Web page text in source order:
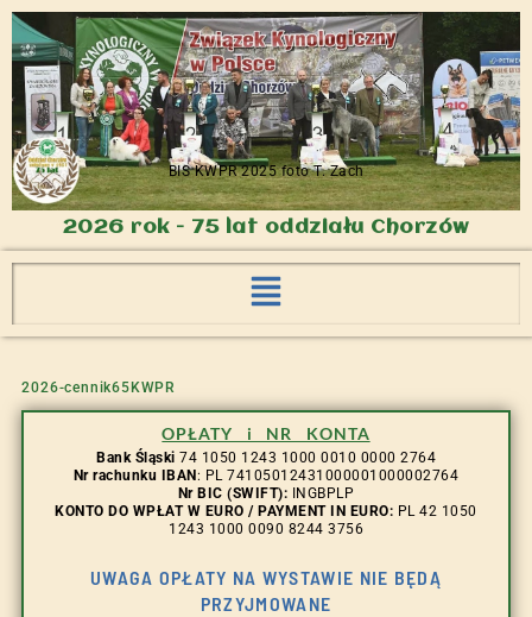
BIS KWPR 2025 foto T. Zach
2026 rok - 75 lat oddziału Chorzów
2026-cennik65KWPR
OPŁATY i NR KONTA
Bank Śląski 74 1050 1243 1000 0010 0000 2764
Nr rachunku IBAN : PL 74105012431000001000002764
Nr BIC (SWIFT): INGBPLP
KONTO DO WPŁAT W EURO / PAYMENT IN EURO: PL 42 1050
1243 1000 0090 8244 3756
UWAGA OPŁATY NA WYSTAWIE NIE BĘDĄ
PRZYJMOWANE